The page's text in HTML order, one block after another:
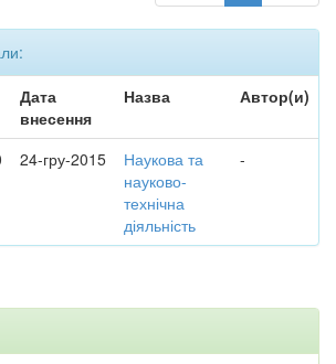
Дата
внесення
Назва Автор(и)
24-гру-2015
Наукова та
науково-
технічна
діяльність
-